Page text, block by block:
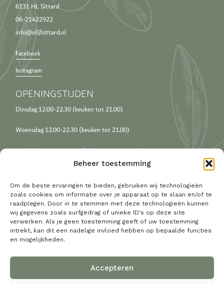
Beheer toestemming
Om de beste ervaringen te bieden, gebruiken wij technologieën
zoals cookies om informatie over je apparaat op te slaan en/of te
raadplegen. Door in te stemmen met deze technologieën kunnen
wij gegevens zoals surfgedrag of unieke ID's op deze site
verwerken. Als je geen toestemming geeft of uw toestemming
intrekt, kan dit een nadelige invloed hebben op bepaalde functies
en mogelijkheden.
Accepteren
6131 HL Sittard
06-21422922
info@olijfsittard.nl
Facebook
Instagram
OPENINGSTIJDEN
Dinsdag 12.00-22.30 (keuken tot 21.00)
Woensdag 12.00-22.30 (keuken tot 21.00)
Donderdag 12.00-23.00 (keuken 12.00-21.30)
Zaterdag 12.00-00.00 (keuken 12.00-22.00)
Zondag 12.00-23.00 (keuken 12.00-21.30)
TIJDEN VAN DE KEUKEN
Vooraf vanaf 15.00 uur